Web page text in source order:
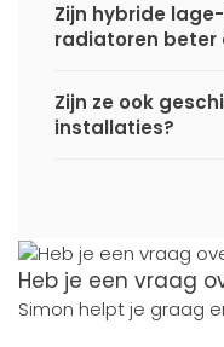
Zijn hybride
radiatoren beter
Zijn ze ook
installaties?
Heb je een vraag
Simon helpt je graag